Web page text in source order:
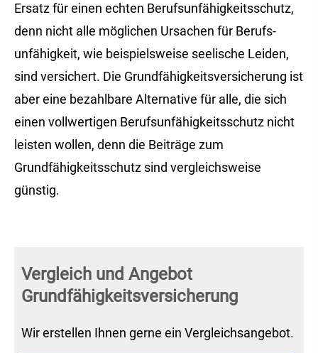
Ersatz für einen echten Berufs­unfähig­keitsschutz,
denn nicht alle möglichen Ursachen für Berufs­
unfähig­keit, wie beispielsweise seelische Leiden,
sind versichert. Die Grundfähigkeitsversicherung ist
aber eine bezahlbare Alternative für alle, die sich
einen vollwertigen Berufs­unfähig­keitsschutz nicht
leisten wollen, denn die Beiträge zum
Grundfähigkeitsschutz sind vergleichsweise
günstig.
Vergleich und Angebot
Grundfähigkeitsversicherung
Wir erstellen Ihnen gerne ein Vergleichsangebot.